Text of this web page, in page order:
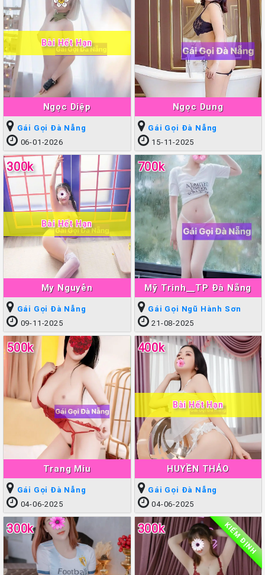
Ngọc Diệp
Bài Hết Hạn
Gái Gọi Đà Nẵng
06-01-2026
Ngọc Dung
Gái Gọi Đà Nẵng
15-11-2025
My Nguyễn
300k
Bài Hết Hạn
Gái Gọi Đà Nẵng
09-11-2025
Mỹ Trinh__TP Đà Nẵng
700k
Gái Gọi Ngũ Hành Sơn
21-08-2025
Trang Miu
500k
Gái Gọi Đà Nẵng
04-06-2025
HUYỀN THẢO
400k
Bài Hết Hạn
Gái Gọi Đà Nẵng
04-06-2025
300k 300k KIỂM ĐỊNH